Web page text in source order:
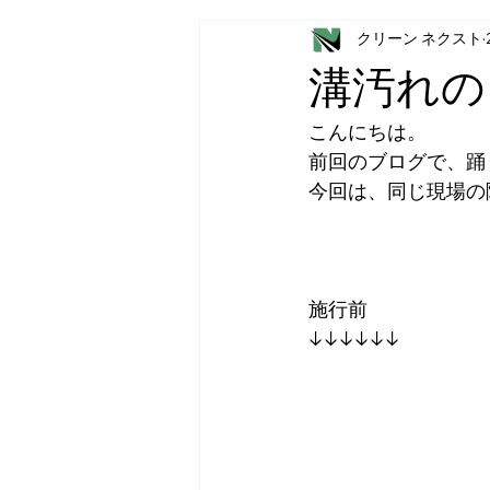
溝汚れ
クリーン ネクスト
こんにちは。
前回のブログで、
今回は、同じ現場
施行前
↓↓↓↓↓↓